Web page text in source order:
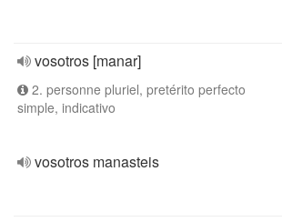
vosotros [manar]
2. personne pluriel, pretérito perfecto
simple, indicativo
vosotros manasteis